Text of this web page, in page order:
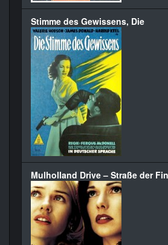
Stimme des Gewissens, Die
Mulholland Drive – Straße der